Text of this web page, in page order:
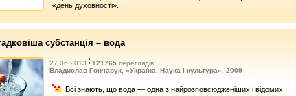
«день духовності».
субстанція – вода
27.06.2013 121765 переглядів
Владислав Гончарук, «Україна. Наука і культура», 2009
Всі знають, що вода — одна з найрозповсюдженіших і відомих